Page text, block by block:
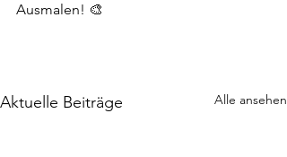
Ausmalen! 🎨
Aktuelle Beiträge Alle ansehen